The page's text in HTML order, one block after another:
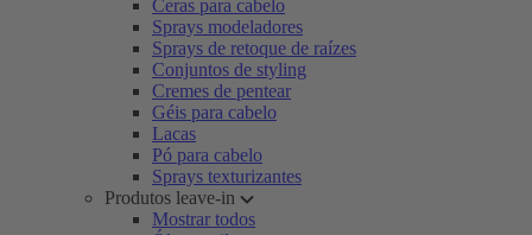
Ceras para cabelo
Sprays modeladores
Sprays de retoque de raízes
Conjuntos de styling
Cremes de pentear
Géis para cabelo
Lacas
Pó para cabelo
Sprays texturizantes
Produtos leave-in
Mostrar todos